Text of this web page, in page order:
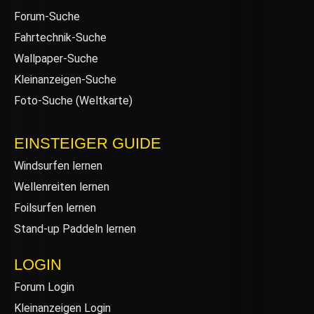
Forum-Suche
Fahrtechnik-Suche
Wallpaper-Suche
Kleinanzeigen-Suche
Foto-Suche (Weltkarte)
EINSTEIGER GUIDE
Windsurfen lernen
Wellenreiten lernen
Foilsurfen lernen
Stand-up Paddeln lernen
LOGIN
Forum Login
Kleinanzeigen Login